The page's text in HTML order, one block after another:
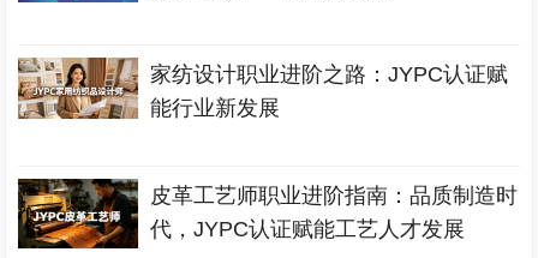
家纺设计职业进阶之路：JYPC认证赋
能行业新发展
皮革工艺师职业进阶指南：品质制造时
代，JYPC认证赋能工艺人才发展